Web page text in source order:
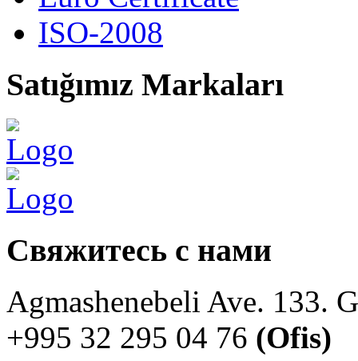
ISO-2008
Satığımız Markaları
Свяжитесь с нами
Agmashenebeli Ave. 133.
+995 32 295 04 76 (Ofis)